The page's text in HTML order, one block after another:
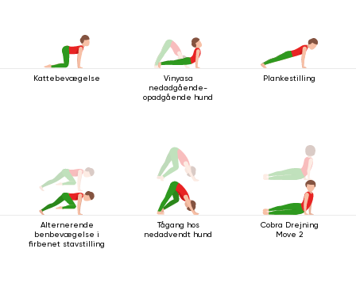
Kattebevægelse
Vinyasa
nedadgående-
opadgående hund
Plankestilling
Alternerende
benbevægelse i
firbenet stavstilling
Tågang hos
nedadvendt hund
Cobra Drejning
Move 2